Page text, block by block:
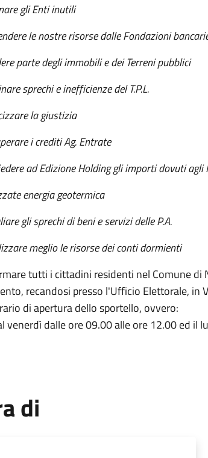
gli Enti inutili
le nostre risorse dalle Fondazioni
parte degli immobili e dei Terreni pubblici
sprechi e inefficienze del T.P.L.
la giustizia
i crediti Ag. Entrate
ad Edizione Holding gli importi dovuti agli
energia geotermica
gli sprechi di beni e servizi delle P.A.
meglio le risorse dei conti dormienti
tutti i cittadini residenti nel Comune
recandosi presso l'Ufficio Elettorale, in
di apertura dello sportello, ovvero:
venerdì dalle ore 09.00 alle ore 12.00 ed il
di